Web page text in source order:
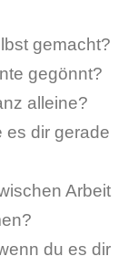
gemacht?
gegönnt?
alleine?
es dir gerade
Arbeit
du es dir